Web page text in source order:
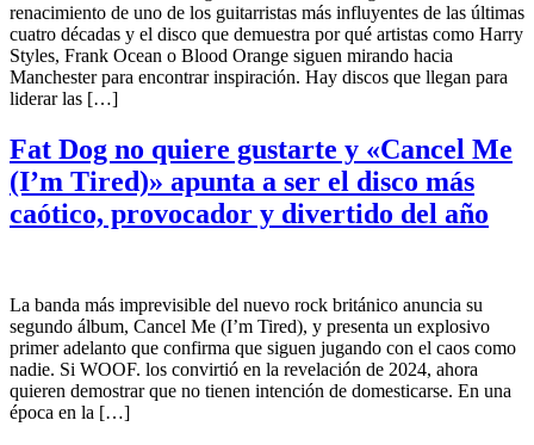
renacimiento de uno de los guitarristas más influyentes de las últimas
cuatro décadas y el disco que demuestra por qué artistas como Harry
Styles, Frank Ocean o Blood Orange siguen mirando hacia
Manchester para encontrar inspiración. Hay discos que llegan para
liderar las […]
Fat Dog no quiere gustarte y «Cancel Me
(I’m Tired)» apunta a ser el disco más
caótico, provocador y divertido del año
La banda más imprevisible del nuevo rock británico anuncia su
segundo álbum, Cancel Me (I’m Tired), y presenta un explosivo
primer adelanto que confirma que siguen jugando con el caos como
nadie. Si WOOF. los convirtió en la revelación de 2024, ahora
quieren demostrar que no tienen intención de domesticarse. En una
época en la […]